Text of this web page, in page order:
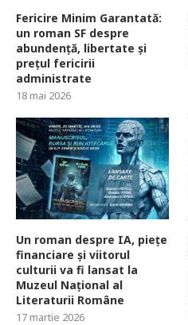
Fericire Minim Garantată:
un roman SF despre
abundență, libertate și
prețul fericirii
administrate
18 mai 2026
Un roman despre IA, piețe
financiare și viitorul
culturii va fi lansat la
Muzeul Național al
Literaturii Române
17 martie 2026